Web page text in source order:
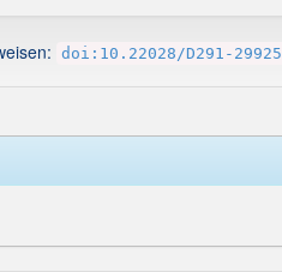
doi:10.22028/D291-29925